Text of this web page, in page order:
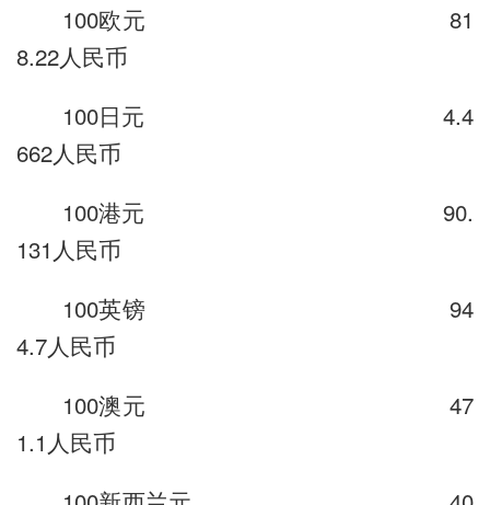
100欧元 81
8.22人民币
100日元 4.4
662人民币
100港元 90.
131人民币
100英镑 94
4.7人民币
100澳元 47
1.1人民币